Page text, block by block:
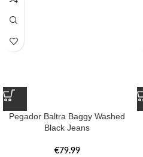
Pegador Baltra Baggy Washed
Black Jeans
€79.99